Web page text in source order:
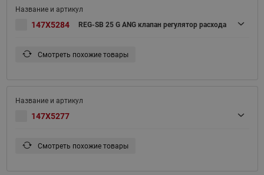
147X5284 REG-SB 25 G ANG клапан регулятор расхода
Смотреть похожие товары
147X5277
Смотреть похожие товары